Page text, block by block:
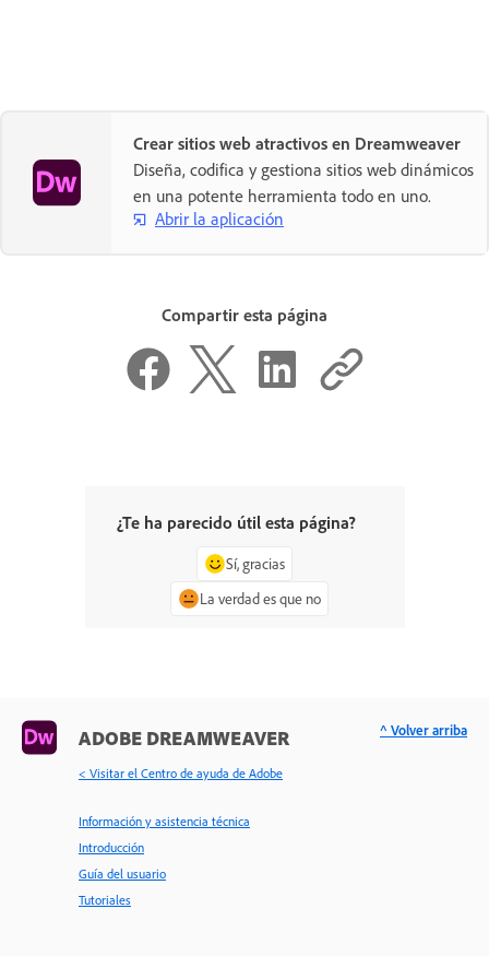
Crear sitios web atractivos en Dreamweaver
Diseña, codifica y gestiona sitios web dinámicos
en una potente herramienta todo en uno.
Abrir la aplicación
Compartir esta página
¿Te ha parecido útil esta página?
Sí, gracias
La verdad es que no
ADOBE DREAMWEAVER
< Visitar el Centro de ayuda de Adobe
Información y asistencia técnica
Introducción
Guía del usuario
Tutoriales
^ Volver arriba